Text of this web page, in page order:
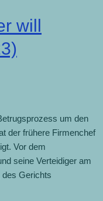
will
um den
der frühere Firmenchef
Vor dem
seine Verteidiger am
Gerichts